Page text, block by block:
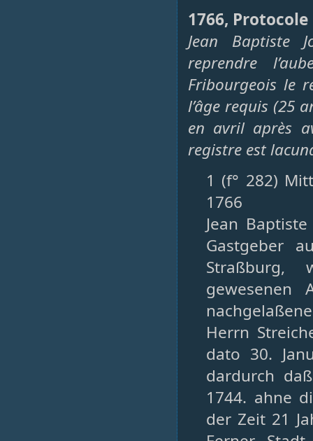
1766,
Jean Baptiste
reprendre
Fribourgeois le
l’âge requis (25
en avril après
registre est
1 (f° 282)
1766
Jean
Gastgeber
Straßburg,
gewesenen
Herrn
dato 30.
dardurch
1744. ahne
der Zeit 21